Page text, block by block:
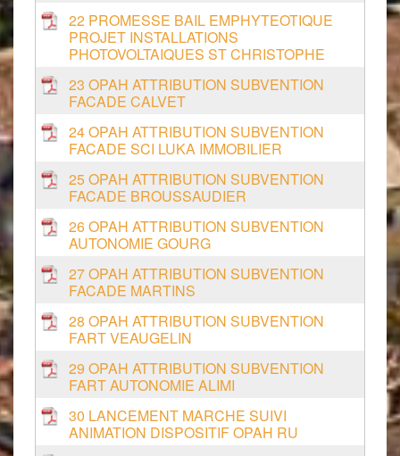
22 PROMESSE BAIL EMPHYTEOTIQUE
PROJET INSTALLATIONS
PHOTOVOLTAIQUES ST CHRISTOPHE
23 OPAH ATTRIBUTION SUBVENTION
FACADE CALVET
24 OPAH ATTRIBUTION SUBVENTION
FACADE SCI LUKA IMMOBILIER
25 OPAH ATTRIBUTION SUBVENTION
FACADE BROUSSAUDIER
26 OPAH ATTRIBUTION SUBVENTION
AUTONOMIE GOURG
27 OPAH ATTRIBUTION SUBVENTION
FACADE MARTINS
28 OPAH ATTRIBUTION SUBVENTION
FART VEAUGELIN
29 OPAH ATTRIBUTION SUBVENTION
FART AUTONOMIE ALIMI
30 LANCEMENT MARCHE SUIVI
ANIMATION DISPOSITIF OPAH RU